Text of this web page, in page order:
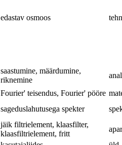
edastav osmoos
saastumine, määrdumine,
riknemine
Fourier' teisendus, Fourier' pööre
sageduslahutusega spekter
jäik filtrielement, klaasfilter,
klaasfiltrielement, fritt